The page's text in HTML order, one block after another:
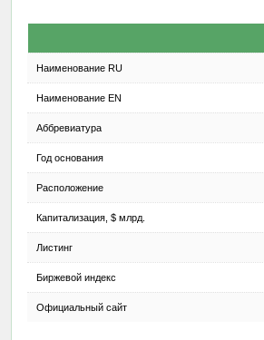
Наименование RU
Наименование EN
Аббревиатура
Год основания
Расположение
Капитализация, $ млрд.
Листинг
Биржевой индекс
Официальный сайт